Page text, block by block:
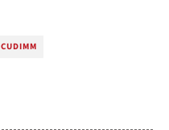
CUDIMM